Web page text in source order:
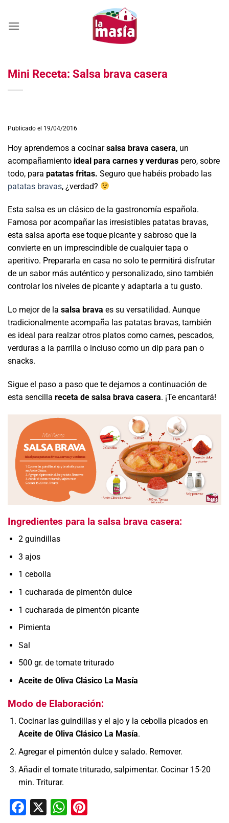
contenido
Mini Receta: Salsa brava casera
Publicado el 19/04/2016
Hoy aprendemos a cocinarsalsa brava casera, un
acompañamiento ideal para carnes y verduras pero, sobre
todo, para patatas fritas. Seguro que habéis probado las
patatas bravas, ¿verdad?
Esta salsa es un clásico de la gastronomía española.
Famosa por acompañar las irresistibles patatas bravas,
esta salsa aporta ese toque picante y sabroso que la
convierte en un imprescindible de cualquier tapa o
aperitivo. Prepararla en casa no solo te permitirá disfrutar
de un sabor más auténtico y personalizado, sino también
controlar los niveles de picante y adaptarla a tu gusto.
Lo mejor de la salsa brava es su versatilidad. Aunque
tradicionalmente acompaña las patatas bravas, también
es ideal para realzar otros platos como carnes, pescados,
verduras a la parrilla o incluso como un dip para pan o
snacks.
Sigue el paso a paso que te dejamos a continuación de
esta sencilla receta de salsa brava casera. ¡Te encantará!
Ingredientes para la salsa brava casera:
2 guindillas
3 ajos
1 cebolla
1 cucharada de pimentón dulce
1 cucharada de pimentón picante
Pimienta
Sal
500 gr. de tomate triturado
Aceite de Oliva Clásico La Masía
Modo de Elaboración:
Cocinar las guindillas y el ajo y la cebolla picados en
Aceite de Oliva Clásico La Masía.
Agregar el pimentón dulce y salado. Remover.
Añadir el tomate triturado, salpimentar. Cocinar 15-20
min. Triturar.
Facebook
X WhatsApp